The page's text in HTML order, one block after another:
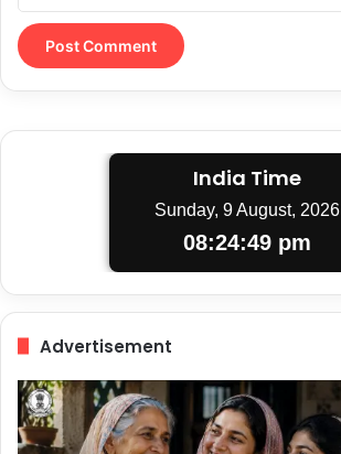
India Time
Sunday, 9 August, 2026
08:24:50 pm
Advertisement